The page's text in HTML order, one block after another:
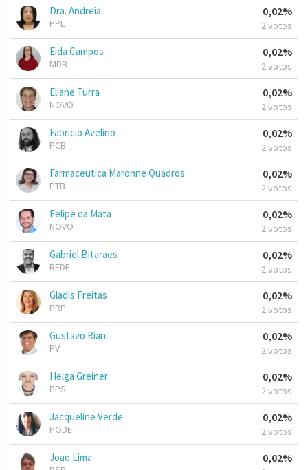
Dra. Andreia
PPL
0,02%
2 votos
Eida Campos
MDB
0,02%
2 votos
Eliane Turra
NOVO
0,02%
2 votos
Fabricio Avelino
PCB
0,02%
2 votos
Farmaceutica Maronne Quadros
PTB
0,02%
2 votos
Felipe da Mata
NOVO
0,02%
2 votos
Gabriel Bitaraes
REDE
0,02%
2 votos
Gladis Freitas
PRP
0,02%
2 votos
Gustavo Riani
PV
0,02%
2 votos
Helga Greiner
PPS
0,02%
2 votos
Jacqueline Verde
PODE
0,02%
2 votos
Joao Lima 0,02%